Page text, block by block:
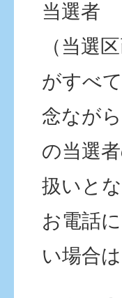
当選者
（当選
がすべ
念なが
の当選
扱いと
お電話
い場合